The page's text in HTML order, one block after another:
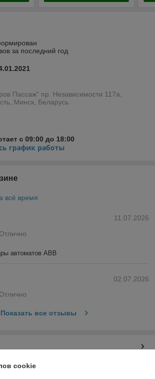
за последний год
Пассаж" пр. Независимости 117а,
Минск, Беларусь
с 09:00 до 18:00
график работы
всё время
11.07.2026
Отлично
автоматов ABB
02.07.2026
Отлично
Показать все отзывы
cookie